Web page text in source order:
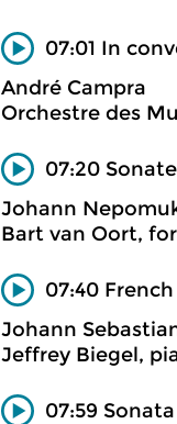
07:01 In
André Campra
Orchestre des
07:20
Johann
Bart van Oort,
07:40
Johann
Jeffrey Biegel,
07:59